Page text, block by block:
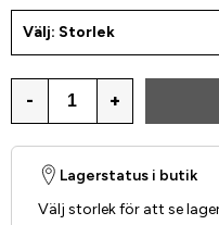
Välj: Storlek
- +
Lagerstatus i butik
Välj storlek för att se